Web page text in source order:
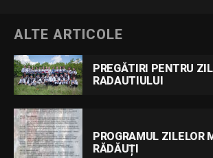
ALTE ARTICOLE
PREGĂTIRI PENTRU
RADAUTIULUI
PROGRAMUL ZILELOR
RĂDĂUȚI